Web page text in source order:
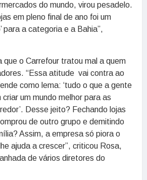
do mundo, virou pesadelo.
em pleno final de ano foi um
para a categoria e a Bahia”,
que o Carrefour tratou mal a quem
“Essa atitude vai contra ao
como lema: ‘tudo o que a gente
um mundo melhor para as
Desse jeito? Fechando lojas
de outro grupo e demitindo
Assim, a empresa só piora o
ajuda a crescer”, criticou Rosa,
de vários diretores do